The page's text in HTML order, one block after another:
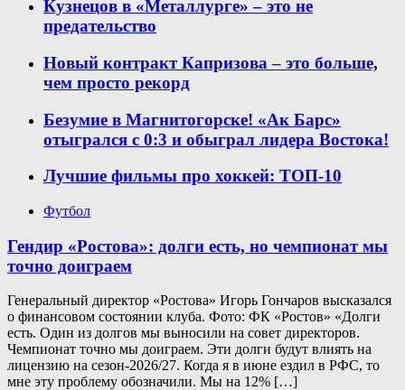
Кузнецов в «Металлурге» – это не
предательство
Новый контракт Капризова – это больше,
чем просто рекорд
Безумие в Магнитогорске! «Ак Барс»
отыгрался с 0:3 и обыграл лидера Востока!
Лучшие фильмы про хоккей: ТОП-10
Футбол
Гендир «Ростова»: долги есть, но чемпионат мы
точно доиграем
Генеральный директор «Ростова» Игорь Гончаров высказался
о финансовом состоянии клуба. Фото: ФК «Ростов» «Долги
есть. Один из долгов мы выносили на совет директоров.
Чемпионат точно мы доиграем. Эти долги будут влиять на
лицензию на сезон-2026/27. Когда я в июне ездил в РФС, то
мне эту проблему обозначили. Мы на 12% […]